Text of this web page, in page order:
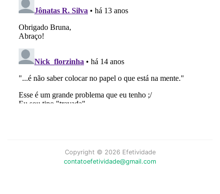
Copyright © 2026 Efetividade
contatoefetividade@gmail.com